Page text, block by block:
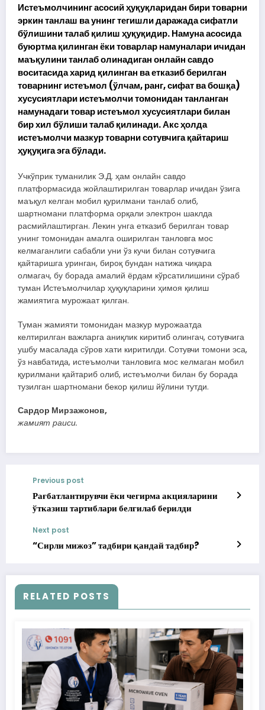
Истеъмолчининг асосий ҳуқуқларидан бири товарни
эркин танлаш ва унинг тегишли даражада сифатли
бўлишини талаб қилиш ҳуқуқидир. Намуна асосида
буюртма қилинган ёки товарлар намуналари ичидан
маъқулини танлаб олинадиган онлайн савдо
воситасида харид қилинган ва етказиб берилган
товарнинг истеъмол (ўлчам, ранг, сифат ва бошқа)
хусусиятлари истеъмолчи томонидан танланган
намунадаги товар истеъмол хусусиятлари билан
бир хил бўлиши талаб қилинади. Акс ҳолда
истеъмолчи мазкур товарни сотувчига қайтариш
ҳуқуқига эга бўлади.
Учкўприк туманилик Э.Д. ҳам онлайн савдо
платформасида жойлаштирилган товарлар ичидан ўзига
маъқул келган мобил қурилмани танлаб олиб,
шартномани платформа орқали электрон шаклда
расмийлаштирган. Лекин унга етказиб берилган товар
унинг томонидан амалга оширилган танловга мос
келмаганлиги сабабли уни ўз кучи билан сотувчига
қайтаришга уринган, бироқ бундан натижа чиқара
олмагач, бу борада амалий ёрдам кўрсатилишини сўраб
туман Истеъмолчилар ҳуқуқларини ҳимоя қилиш
жамиятига мурожаат қилган.
Туман жамияти томонидан мазкур мурожаатда
келтирилган важларга аниқлик киритиб олингач, сотувчига
ушбу масалада сўров хати киритилди. Сотувчи томони эса,
ўз навбатида, истеъмолчи танловига мос келмаган мобил
қурилмани қайтариб олиб, истеъмолчи билан бу борада
тузилган шартномани бекор қилиш йўлини тутди.
Сардор Мирзажонов,
жамият раиси.
Previous post
Рағбатлантирувчи ёки чегирма акцияларини
ўтказиш тартиблари белгилаб берилди
Next post
“Сирли мижоз” тадбири қандай тадбир?
RELATED POSTS